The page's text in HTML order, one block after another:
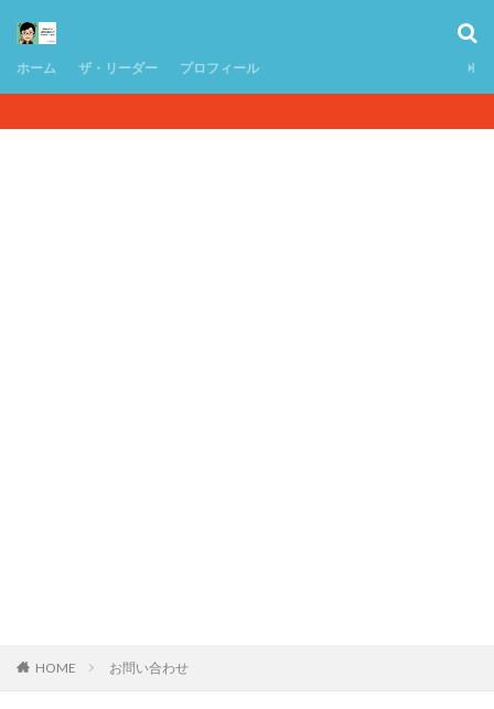
ホーム ザ・リーダー プロフィール
HOME お問い合わせ